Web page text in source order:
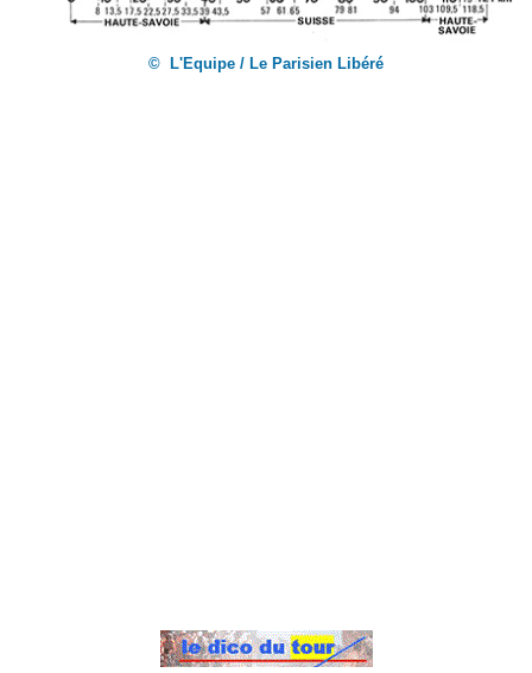
© L'Equipe / Le Parisien Libéré